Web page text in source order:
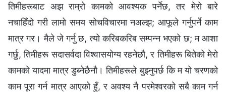
तिमीहरूबाट अझ राम्रो कामको आवश्यक पर्नेछ, तर मेरो बारे
नचाहिँदो गरी लामो समय सोचविचारमा नअल्झ; आफूले गर्नुपर्ने काम
मात्र गर। मैले जे गर्नु छ, त्यो करिबकरिब सम्पन्न भएको छ; म आशा
गर्छु, तिमीहरू सदासर्वदा विश्‍वासयोग्य रहनेछौ, र तिमीहरू बितेको मेरो
कामको यादमा मात्र डुब्नेछैनौ। तिमीहरूले बुझ्नुपर्छ कि म यो चरणको
काम पूरा गर्न मात्र आएको हुँ, र अवश्य नै परमेश्‍वरको सबै काम गर्न